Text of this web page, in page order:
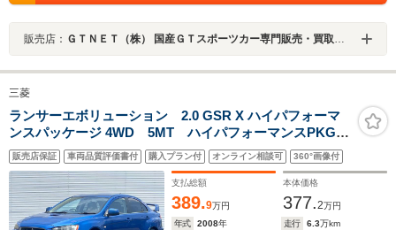
販売店： ＧＴＮＥＴ（株） 国産ＧＴスポーツカー専門販売・買取専門店 ＧＴＮＥＴ 名古屋
三菱
ランサーエボリューション 2.0 GSR X ハイパフォーマ
ンスパッケージ 4WD 5MT ハイパフォーマンスPKG
bremboキャリパー BILSTEIN製ショックアブソーバ
ー スタイリッシュエクステリア 純正RECARO製ニッ
トバケットシート RAYS製18インチアルミ ナビ
販売店保証 車両品質評価書付 購入プラン付 オンライン相談可 360°画像付
支払総額
389.9万円
本体価格
377.2万円
年式
2008年 走行 6.3万km